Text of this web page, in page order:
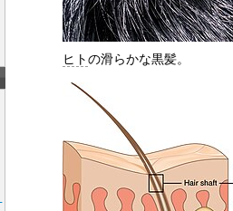
ヒトの滑らかな黒髪。